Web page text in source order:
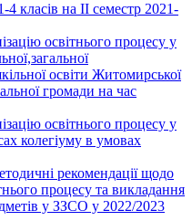
4 класів на ІІ семестр 2021-
освітнього процесу у
освіти Житомирської
громади на час
освітнього процесу у
колегіуму в умовах
рекомендації щодо
процесу та викладання
у ЗЗСО у 2022/2023